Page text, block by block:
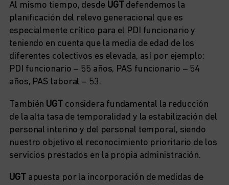
Al mismo tiempo, desde UGT defendemos la
planificación del relevo generacional que es
especialmente crítico para el PDI funcionario y
teniendo en cuenta que la media de edad de los
diferentes colectivos es elevada, así por ejemplo:
PDI funcionario – 55 años, PAS funcionario – 54
años, PAS laboral – 53.
También UGT considera fundamental la reducción
de la alta tasa de temporalidad y la estabilización del
personal interino y del personal temporal, siendo
nuestro objetivo el reconocimiento prioritario de los
servicios prestados en la propia administración.
UGT apuesta por la incorporación de medidas de